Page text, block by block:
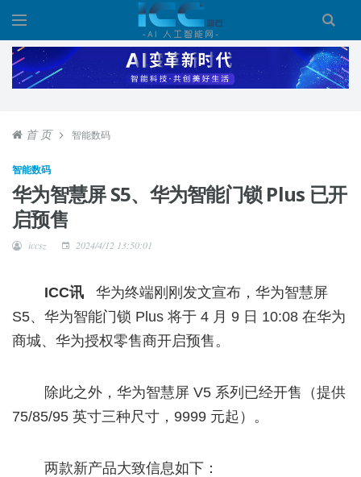
首 页 智能数码
智能数码
华为智慧屏 S5、华为智能门锁 Plus 已开
启预售
iccsz 2024/4/12 13:50:01
ICC讯 华为终端刚刚发文宣布，华为智慧屏
S5、华为智能门锁 Plus 将于 4 月 9 日 10:08 在华为
商城、华为授权零售商开启预售。
除此之外，华为智慧屏 V5 系列已经开售（提供
75/85/95 英寸三种尺寸，9999 元起）。
两款新产品大致信息如下：